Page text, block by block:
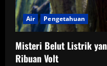
Air Pengetahuan
Misteri Belut Listrik
Ribuan Volt